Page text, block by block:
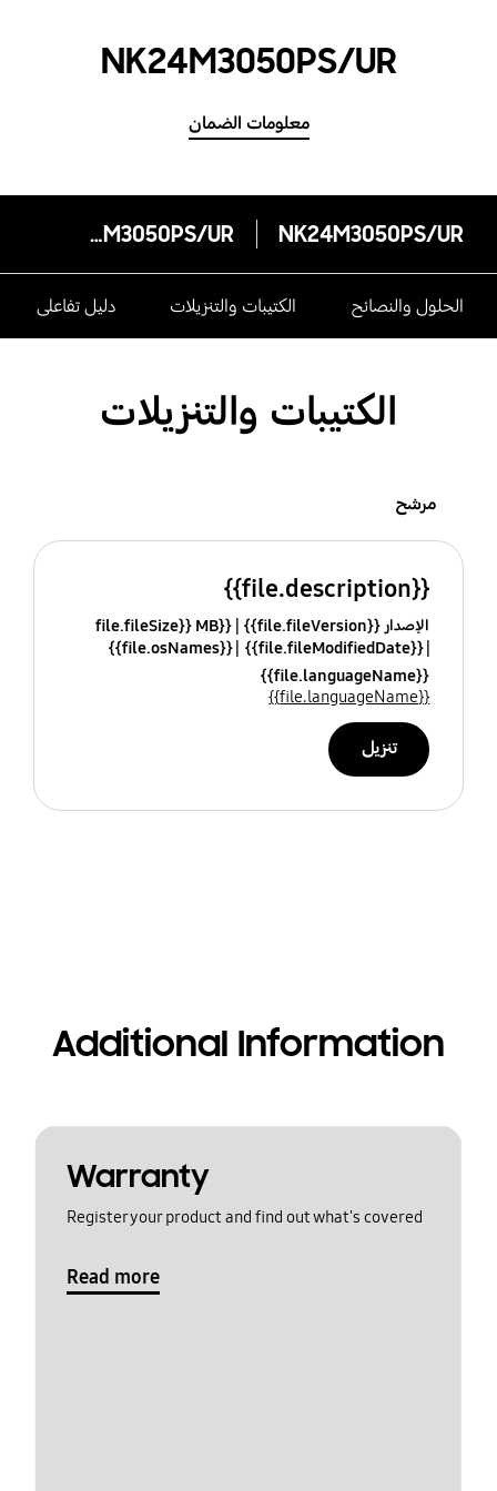
NK24M3050PS/UR
معلومات الضمان
NK24M3050PS/UR
NK24M3050PS/UR
الحلول والنصائح الكتيبات والتنزيلات دليل تفاعلى
الكتيبات والتنزيلات
مرشح
{{file.description}}
الإصدار {{file.fileVersion}}
{{file.fileSize}} MB
{{file.fileModifiedDate}}
{{file.osNames}}
{{file.languageName}}
{{file.languageName}}
تنزيل
Additional Information
Warranty
Register your product and find out what's covered
Read more